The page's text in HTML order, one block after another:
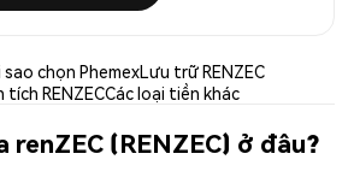
sao chọn PhemexLưu trữ RENZEC
tích RENZECCác loại tiền khác
renZEC (RENZEC) ở đâu?